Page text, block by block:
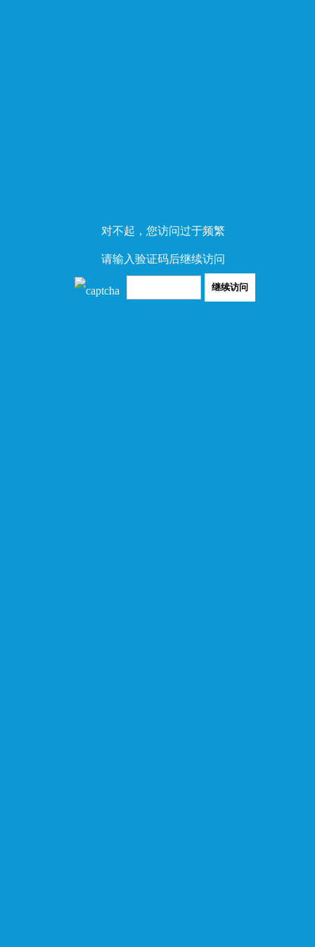
对不起，您访问过于频繁
请输入验证码后继续访问
继续访问